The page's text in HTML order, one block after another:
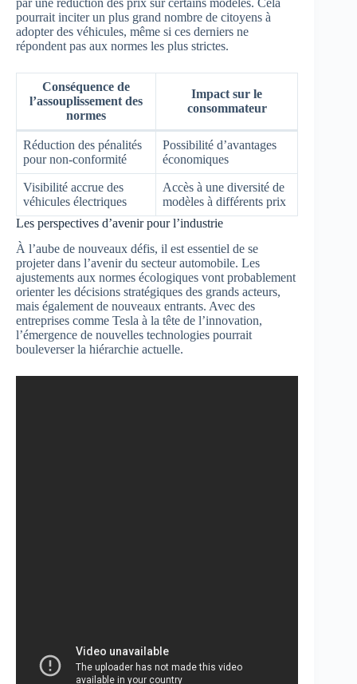
pourrait inciter un plus grand nombre de citoyens à
adopter des véhicules, même si ces derniers ne
répondent pas aux normes les plus strictes.
Conséquence de
l’assouplissement des
normes
Impact sur le
consommateur
Réduction des pénalités
pour non-conformité
Possibilité d’avantages
économiques
Visibilité accrue des
véhicules électriques
Accès à une diversité de
modèles à différents prix
Les perspectives d’avenir pour l’industrie
À l’aube de nouveaux défis, il est essentiel de se
projeter dans l’avenir du secteur automobile. Les
ajustements aux normes écologiques vont probablement
orienter les décisions stratégiques des grands acteurs,
mais également de nouveaux entrants. Avec des
entreprises comme Tesla à la tête de l’innovation,
l’émergence de nouvelles technologies pourrait
bouleverser la hiérarchie actuelle.